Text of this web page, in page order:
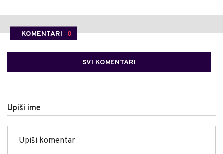
KOMENTARI 0
SVI KOMENTARI
Upiši ime